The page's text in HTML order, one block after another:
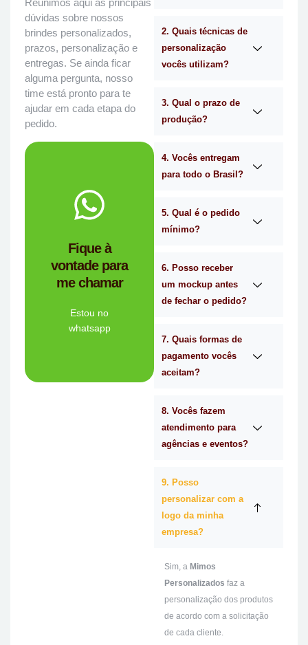
Reunimos aqui as principais
dúvidas sobre nossos
brindes personalizados,
prazos, personalização e
entregas. Se ainda ficar
alguma pergunta, nosso
time está pronto para te
ajudar em cada etapa do
pedido.
Fique à
vontade para
me chamar
Estou no
whatsapp
Tem dúvidas se a
Personalizado é a
empresa de
brindes certa para
Me chama
no
2. Quais técnicas de
personalização
vocês utilizam?
3. Qual o prazo de
produção?
4. Vocês entregam
para todo o Brasil?
5. Qual é o pedido
mínimo?
6. Posso receber
um mockup antes
de fechar o pedido?
7. Quais formas de
pagamento vocês
aceitam?
8. Vocês fazem
atendimento para
agências e eventos?
9. Posso
personalizar com a
logo da minha
empresa?
Sim, a Mimos
Personalizados faz a
personalização dos produtos
de acordo com a solicitação
de cada cliente.